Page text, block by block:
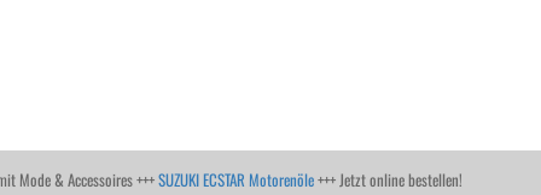
Mode & Accessoires +++SUZUKI ECSTAR Motorenöle+++ Jetzt online bestellen!